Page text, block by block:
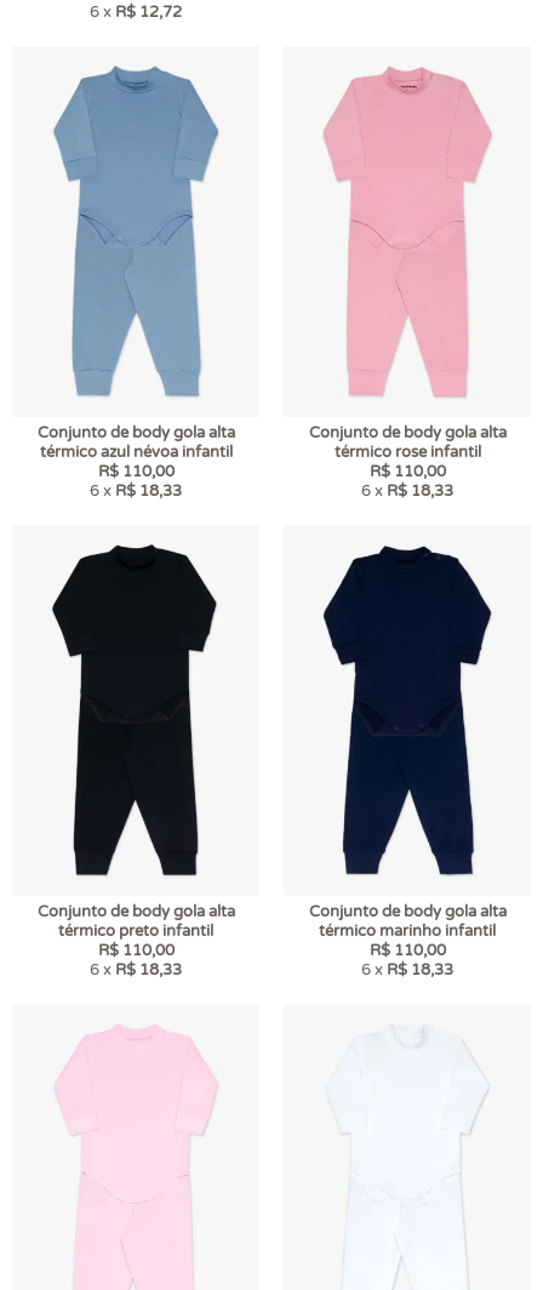
6 x R$ 12,72
Conjunto de body gola alta
térmico azul névoa infantil
R$ 110,00
6 x R$ 18,33
Conjunto de body gola alta
térmico rose infantil
R$ 110,00
6 x R$ 18,33
Conjunto de body gola alta
térmico preto infantil
R$ 110,00
6 x R$ 18,33
Conjunto de body gola alta
térmico marinho infantil
R$ 110,00
6 x R$ 18,33